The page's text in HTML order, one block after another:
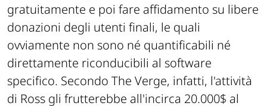
gratuitamente e poi fare affidamento su libere
donazioni degli utenti finali, le quali
ovviamente non sono né quantificabili né
direttamente riconducibili al software
specifico. Secondo The Verge, infatti, l'attività
di Ross gli frutterebbe all'incirca 20.000$ al